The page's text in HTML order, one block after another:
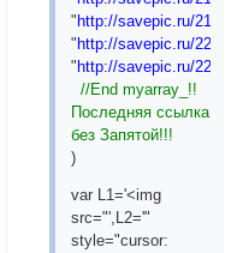
"http://savepic.ru/
"http://savepic.ru/
"http://savepic.ru/
//End myarray_!!
Последняя ссылка
без Запятой!!!
)
var L1='<img
src="',L2='"
style="cursor: